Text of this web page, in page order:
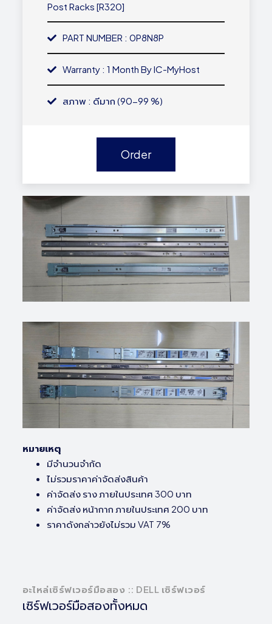
Post Racks [R320]
PART NUMBER : 0P8N8P
Warranty : 1 Month By IC-MyHost
สภาพ : ดีมาก (90-99 %)
Order
หมายเหตุ
มีจำนวนจำกัด
ไม่รวมราคาค่าจัดส่งสินค้า
ค่าจัดส่ง ราง ภายในประเทศ 300 บาท
ค่าจัดส่ง หน้ากาก ภายในประเทศ 200 บาท
ราคาดังกล่าวยังไม่รวม VAT 7%
อะไหล่เซิร์ฟเวอร์มือสอง :: DELL เซิร์ฟเวอร์
เซิร์ฟเวอร์มือสองทั้งหมด